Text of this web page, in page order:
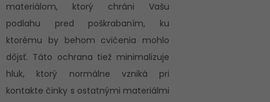
materiálom, ktorý chráni Vašu
podlahu pred poškrabaním, ku
ktorému by behom cvičenia mohlo
dôjsť. Táto ochrana tiež minimalizuje
hluk, ktorý normálne vzniká pri
kontakte činky s ostatnými materiálmi